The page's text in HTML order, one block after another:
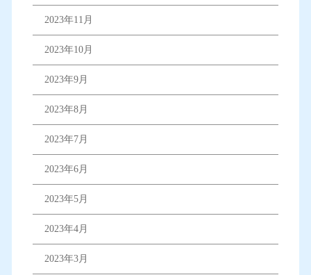
2023年11月
2023年10月
2023年9月
2023年8月
2023年7月
2023年6月
2023年5月
2023年4月
2023年3月